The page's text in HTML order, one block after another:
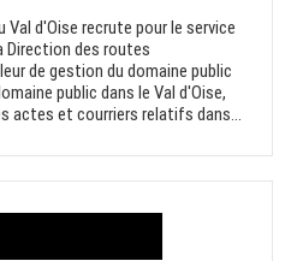
d'Oise recrute pour le service
Direction des routes
de gestion du domaine public
public dans le Val d'Oise,
actes et courriers relatifs dans...